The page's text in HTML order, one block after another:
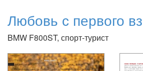
Любовь с первого
BMW F800ST, спорт-турист